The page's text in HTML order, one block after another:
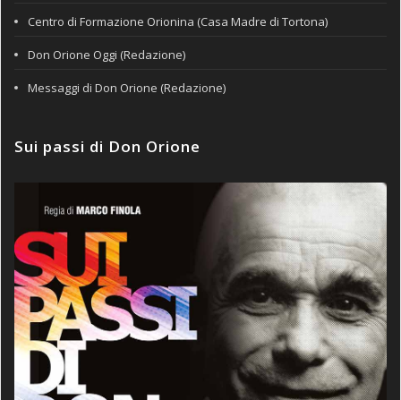
Centro di Formazione Orionina (Casa Madre di Tortona)
Don Orione Oggi (Redazione)
Messaggi di Don Orione (Redazione)
Sui passi di Don Orione